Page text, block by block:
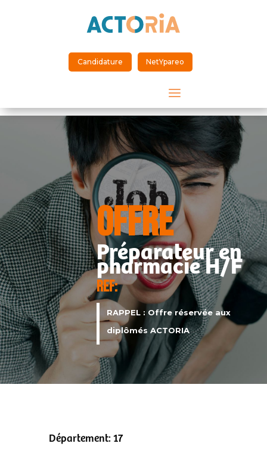
Candidature NetYpareo
a
OFFRE
Préparateur en
pharmacie H/F
REF:
RAPPEL : Offre réservée aux
diplômés ACTORIA
Département: 17